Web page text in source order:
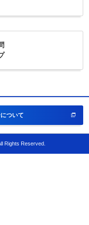
ついて
Rights Reserved.